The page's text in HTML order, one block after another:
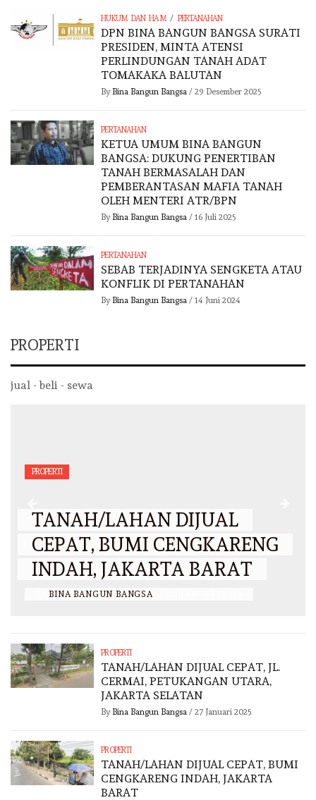
HUKUM DAN HAM / PERTANAHAN
DPN BINA BANGUN BANGSA SURATI
PRESIDEN, MINTA ATENSI
PERLINDUNGAN TANAH ADAT
TOMAKAKA BALUTAN
By Bina Bangun Bangsa/ 29 Desember 2025
PERTANAHAN
KETUA UMUM BINA BANGUN
BANGSA: DUKUNG PENERTIBAN
TANAH BERMASALAH DAN
PEMBERANTASAN MAFIA TANAH
OLEH MENTERI ATR/BPN
By Bina Bangun Bangsa/ 16 Juli 2025
PERTANAHAN
SEBAB TERJADINYA SENGKETA ATAU
KONFLIK DI PERTANAHAN
By Bina Bangun Bangsa/ 14 Juni 2024
PROPERTI
jual - beli - sewa
PROPERTI
TANAH/LAHAN DIJUAL
CEPAT, BUMI CENGKARENG
INDAH, JAKARTA BARAT
BINA BANGUN BANGSA
PROPERTI
TANAH/LAHAN DIJUAL CEPAT, JL.
CERMAI, PETUKANGAN UTARA,
JAKARTA SELATAN
By Bina Bangun Bangsa/ 27 Januari 2025
PROPERTI
TANAH/LAHAN DIJUAL CEPAT, BUMI
CENGKARENG INDAH, JAKARTA
BARAT